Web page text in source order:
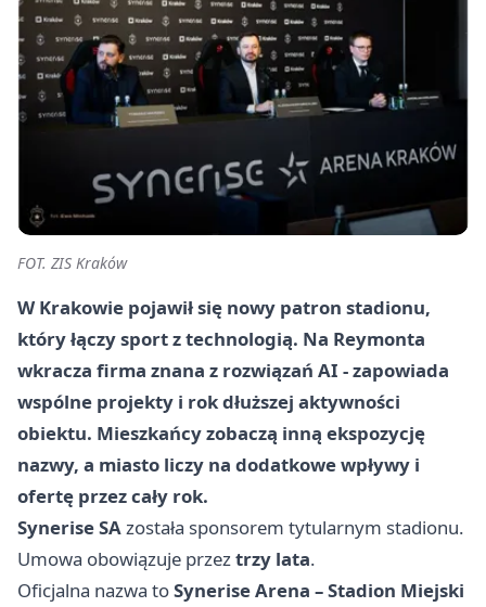
FOT. ZIS Kraków
W Krakowie pojawił się nowy patron stadionu,
który łączy sport z technologią. Na Reymonta
wkracza firma znana z rozwiązań AI - zapowiada
wspólne projekty i rok dłuższej aktywności
obiektu. Mieszkańcy zobaczą inną ekspozycję
nazwy, a miasto liczy na dodatkowe wpływy i
ofertę przez cały rok.
Synerise SAzostała sponsorem tytularnym stadionu.
Umowa obowiązuje przeztrzy lata.
Oficjalna nazwa toSynerise Arena – Stadion Miejski